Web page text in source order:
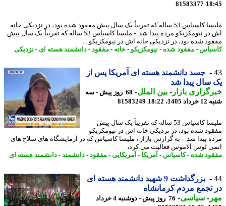
81583377
ملیسا کاسیاس 53 ساله که تقریباً یک سال پیش مفقود شده بود، در نزدیکی خانه
اش در نیومکزیکو مرده پیدا شد. - ملیسا کاسیاس 53 ساله که تقریباً یک سال پیش
شده بود، در نزدیکی خانه اش در نیومکزیکو ...
-مفقود شده-نیومکزیکو-خانه -مفقود-دانشمند هسته ای- نزدیکی
جسد دانشمند هسته ای آمریکا پس از
سال پیدا شد
بازار- بین الملل-
68 روز پیش - سه
18:22
81583249
ملیسا کاسیاس 53 ساله که تقریباً یک سال پیش
شده بود، در نزدیکی خانه اش در نیومکزیکو
پیدا شد. - به گزارش بازار ، ملیسا کاسیاس که در آزمایشگاه های سلاح های
لوس آلاموس فعالیت می کرد،
شده-کاسیاس-آمریکا- آمریکایی-مفقود-دانشمند-دانشمند هسته ای
بزرگداشت 9 شهید دانشمند هسته ای
تجمع مردم کرمانشاه
-سیاسی-
76 روز پیش - دوشنبه 4 خرداد